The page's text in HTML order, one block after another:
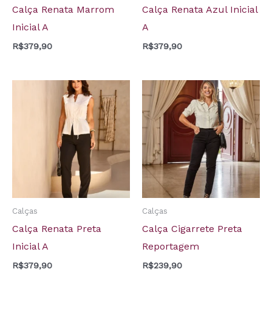
Calça Renata Marrom
Inicial A
R$379,90
Calça Renata Azul Inicial
A
R$379,90
Calças
Calça Renata Preta
Inicial A
R$379,90
Calças
Calça Cigarrete Preta
Reportagem
R$239,90